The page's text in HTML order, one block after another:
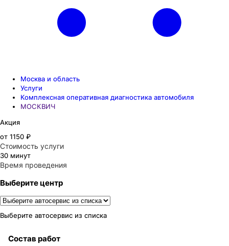
Москва и область
Услуги
Комплексная оперативная диагностика автомобиля
МОСКВИЧ
Акция
от 1150 ₽
Стоимость услуги
30 минут
Время проведения
Выберите центр
Выберите автосервис из списка
Состав работ